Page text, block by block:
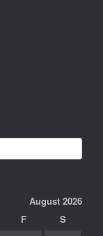
August 2026
F
S